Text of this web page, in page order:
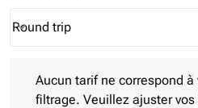
Journey Types option Round trip
Round trip
keyboard_arrow_down
Aucun tarif ne correspond à
filtrage. Veuillez ajuster